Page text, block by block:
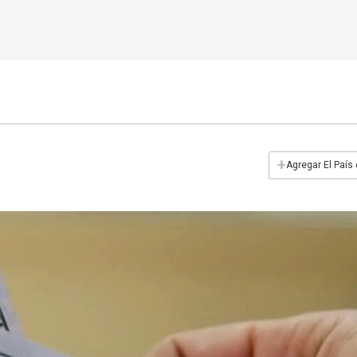
+Agregar El País